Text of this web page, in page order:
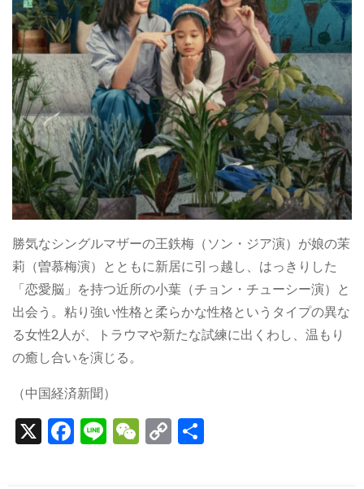
勝気なシングルマザーの王鉄梅（ソン・ジア演）が娘の茉
莉（曽慕梅演）とともに新居に引っ越し、はっきりした
「恋愛脳」を持つ近所の小葉（チョン・チューシー演）と
出会う。粘り強い性格と柔らかな性格というタイプの異な
る女性2人が、トラウマや新たな試練に出くわし、温もり
の癒し合いを演じる。
（中国経済新聞）
X F
a
Li
n
W
e
C
o